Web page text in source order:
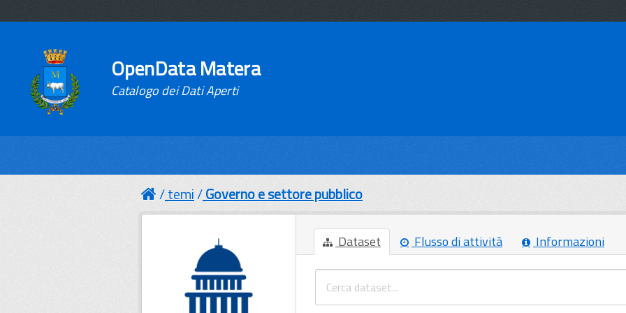
OpenData Matera
Catalogo dei Dati Aperti
temi Governo e settore pubblico
Dataset Flusso di attività Informazioni